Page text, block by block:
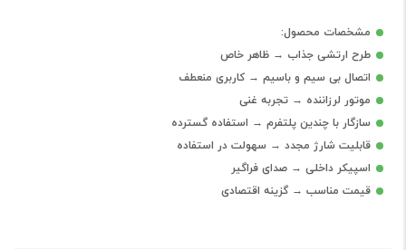
مشخصات محصول:
طرح ارتشی جذاب → ظاهر خاص
اتصال بی سیم و باسیم → کاربری منعطف
موتور لرزاننده → تجربه غنی
سازگار با چندین پلتفرم → استفاده گسترده
قابلیت شارژ مجدد → سهولت در استفاده
اسپیکر داخلی → صدای فراگیر
قیمت مناسب → گزینه اقتصادی